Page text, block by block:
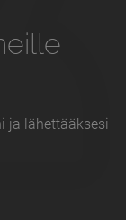
ja lähettääksesi